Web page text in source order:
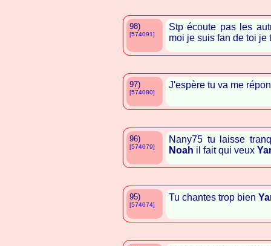
98)
[574091]
Stp écoute pas les
moi je suis fan de toi je
97)
[574080]
J'espère tu va me
96)
[574079]
Nany75 tu laisse
Noah il fait qui veux
95)
[574074]
Tu chantes trop bien